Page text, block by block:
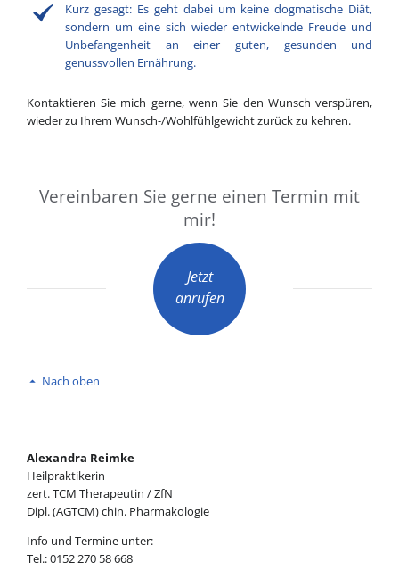
Kurz gesagt: Es geht dabei um keine dogmatische Diät,
sondern um eine sich wieder entwickelnde Freude und
Unbefangenheit an einer guten, gesunden und
genussvollen Ernährung.
Kontaktieren Sie mich gerne, wenn Sie den Wunsch verspüren,
wieder zu Ihrem Wunsch-/Wohlfühlgewicht zurück zu kehren.
Vereinbaren Sie gerne einen Termin mit
mir!
Jetzt
anrufen
Nach oben
Alexandra Reimke
Heilpraktikerin
zert. TCM Therapeutin / ZfN
Dipl. (AGTCM) chin. Pharmakologie
Info und Termine unter:
Tel.: 0152 270 58 668